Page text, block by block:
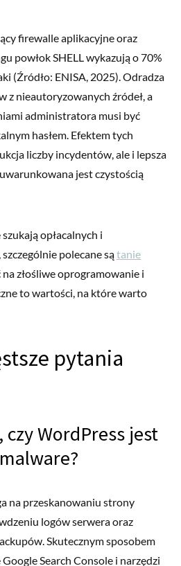
firewalle aplikacyjne oraz
powłok SHELL wykazują o 70%
(Źródło: ENISA, 2025). Odradza
z nieautoryzowanych źródeł, a
administratora musi być
hasłem. Efektem tych
liczby incydentów, ale i lepsza
jest czystością
opłacalnych i
polecane sątanie
na złośliwe oprogramowanie i
to wartości, na które warto
pytania
WordPress jest
na przeskanowaniu strony
logów serwera oraz
Skutecznym sposobem
Search Console i narzędzi